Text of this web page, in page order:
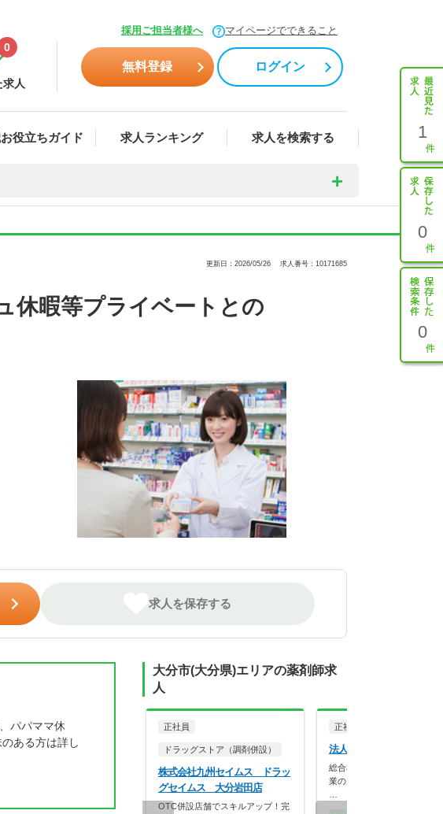
採用ご担当者様へ マイページでできること
人
0
無料登録 ログイン
役立ちガイド 求人ランキング 求人を検索する 1
0
0
更新日：2026/05/26 求人番号：10171685
休暇等プライベートとの
求人を保存する
パパママ休
ある方は詳し
大分市(大分県)エリアの薬剤師求
人
正社員
ドラッグストア（調剤併設）
株式会社九州セイムス ドラッ
グセイムス 大分岩田店
OTC併設店舗でスキルアップ！完
正社員
法人名非公開
総合科目を応需している365
業の店舗です。